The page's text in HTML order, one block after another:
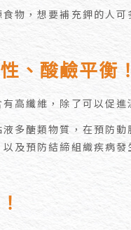
物，想要補充鉀的人
、酸鹼平衡！
高纖維，除了可以促
多醣類物質，在預防
及預防結締組織疾病發